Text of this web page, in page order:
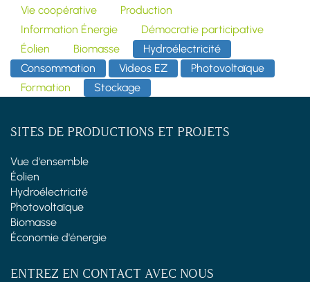
Vie coopérative
Production
Information Énergie
Démocratie participative
Éolien
Biomasse
Hydroélectricité
Consommation
Videos EZ
Photovoltaïque
Formation
Stockage
SITES DE PRODUCTIONS ET PROJETS
Vue d'ensemble
Éolien
Hydroélectricité
Photovoltaïque
Biomasse
Économie d'énergie
ENTREZ EN CONTACT AVEC NOUS